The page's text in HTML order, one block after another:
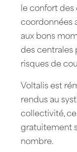
le confort des
coordonnées
aux bons
des centrales
risques de
Voltalis est
rendus au
collectivité,
gratuitement
nombre.